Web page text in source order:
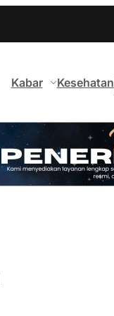
Kabar Kesehatan